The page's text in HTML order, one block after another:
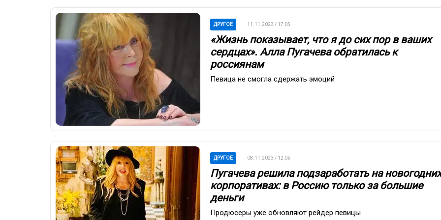
ДРУГОЕ 11.11.2023 / 17:05
«Жизнь показывает, что я до сих пор в ваших
сердцах». Алла Пугачева обратилась к
россиянам
Певица не смогла сдержать эмоций
ДРУГОЕ 08.11.2023 / 12:05
Пугачева решила подзаработать на новогодних
корпоративах: в Россию только за большие
деньги
Продюсеры уже обновляют рейдер певицы